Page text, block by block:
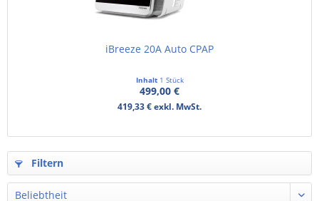
iBreeze 20A Auto CPAP
Inhalt 1 Stück
499,00 €
419,33 € exkl. MwSt.
Filtern